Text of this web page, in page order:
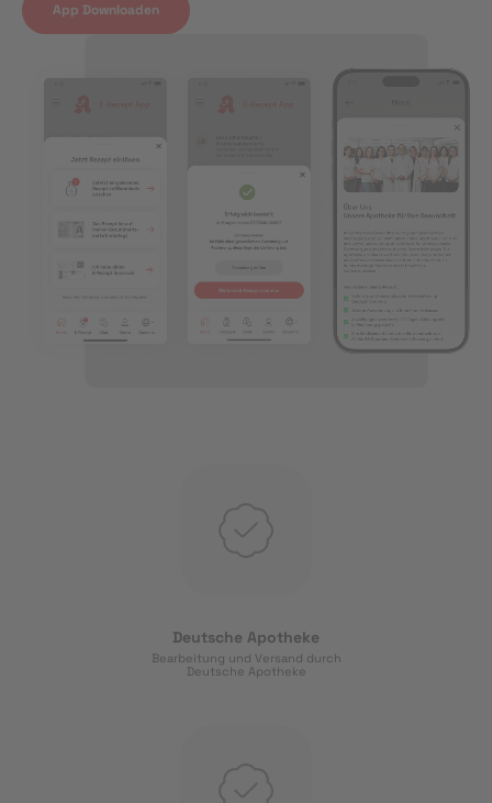
App Downloaden
Deutsche Apotheke
Bearbeitung und Versand durch
Deutsche Apotheke